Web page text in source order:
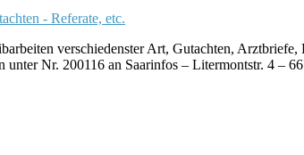
verschiedenster Art, Gutachten, Arztbriefe,
Nr. 200116 an Saarinfos – Litermontstr. 4 –